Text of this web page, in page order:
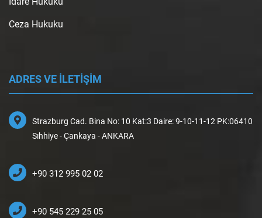
Ceza Hukuku
ADRES VE İLETİŞİM
Strazburg Cad. Bina No: 10 Kat:3 Daire: 9-10-11-12 PK:06410
Sıhhiye - Çankaya - ANKARA
+90 312 995 02 02
+90 545 229 25 05